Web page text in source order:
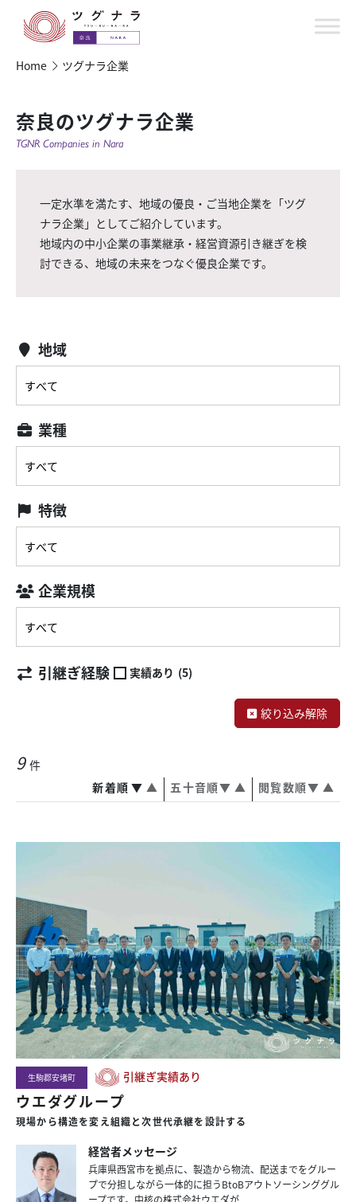
Home ツグナラ企業
奈良のツグナラ企業
TGNR Companies in Nara
一定水準を満たす、地域の優良・ご当地企業を「ツグ
ナラ企業」としてご紹介しています。
地域内の中小企業の事業継承・経営資源引き継ぎを検
討できる、地域の未来をつなぐ優良企業です。
地域
業種
特徴
企業規模
引継ぎ経験 実績あり (5)
絞り込み解除
9 件
▲
新着順 ▼ ▲
五十音順▼ ▲
閲覧数順▼
生駒郡安堵町 引継ぎ実績あり
ウエダグループ
現場から構造を変え組織と次世代承継を設計する
経営者メッセージ
兵庫県西宮市を拠点に、製造から物流、配送までをグルー
プで分担しながら一体的に担うBtoBアウトソーシンググル
ープです。中核の株式会社ウエダが...